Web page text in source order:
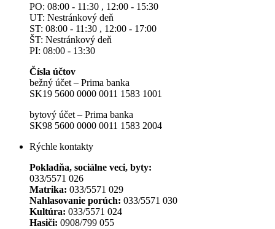
PO: 08:00 - 11:30 , 12:00 - 15:30
UT: Nestránkový deň
ST: 08:00 - 11:30 , 12:00 - 17:00
ŠT: Nestránkový deň
PI: 08:00 - 13:30
Čísla účtov
bežný účet – Prima banka
SK19 5600 0000 0011 1583 1001
bytový účet – Prima banka
SK98 5600 0000 0011 1583 2004
Rýchle kontakty
Pokladňa, sociálne veci, byty:
033/5571 026
Matrika: 033/5571 029
Nahlasovanie porúch: 033/5571 030
Kultúra: 033/5571 024
Hasiči: 0908/799 055